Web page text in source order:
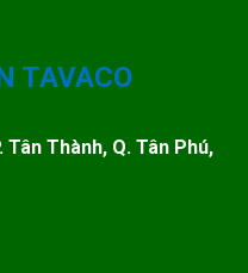
TAVACO
Thành, Q. Tân Phú,